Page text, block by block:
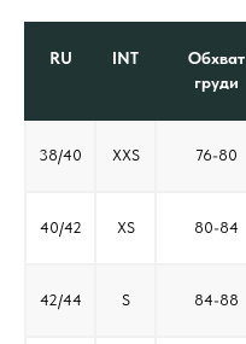
RU INT
Обхват
груди
38/40 XXS 76-80
40/42 XS 80-84
42/44 S 84-88